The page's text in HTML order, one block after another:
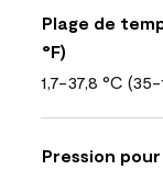
Plage de
°F)
1,7-37,8 °C (35-
Pression